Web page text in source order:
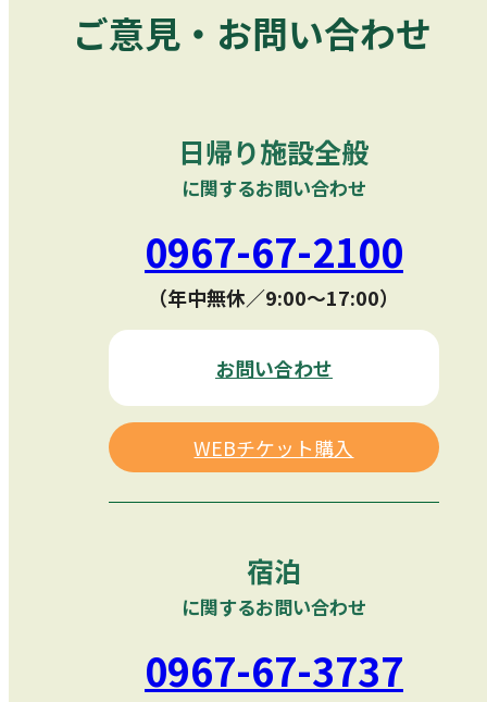
ご意見・お問い合わせ
日帰り施設全般
に関するお問い合わせ
0967-67-2100
（年中無休／9:00〜17:00）
お問い合わせ
WEBチケット購入
宿泊
に関するお問い合わせ
0967-67-3737